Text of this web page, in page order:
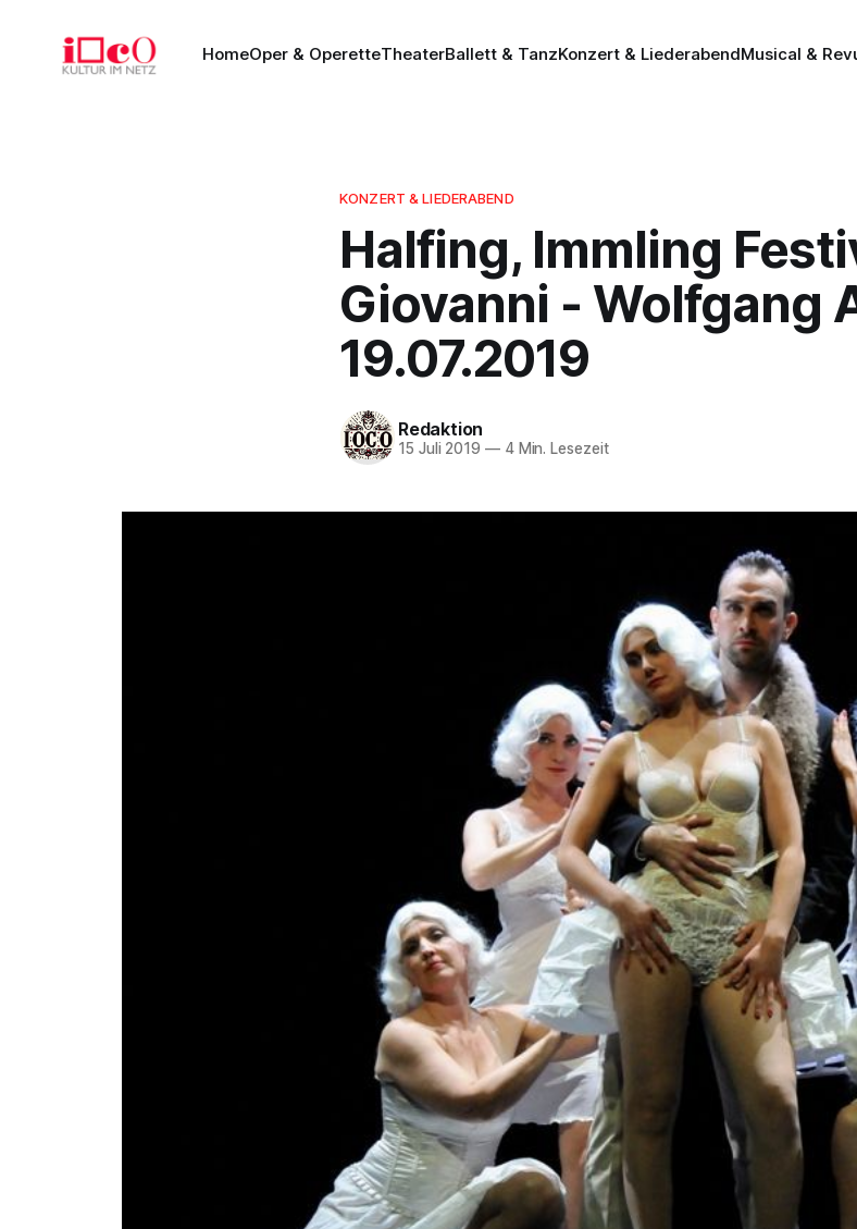
HomeOper & OperetteTheaterBallett & TanzKonzert & LiederabendMusical &
KONZERT & LIEDERABEND
Halfing, Immling
Giovanni - Wolfgang
19.07.2019
Redaktion
15 Juli 2019 —4 Min. Lesezeit